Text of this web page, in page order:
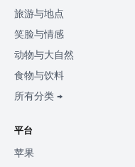
旅游与地点
笑脸与情感
动物与大自然
食物与饮料
所有分类 →
平台
苹果